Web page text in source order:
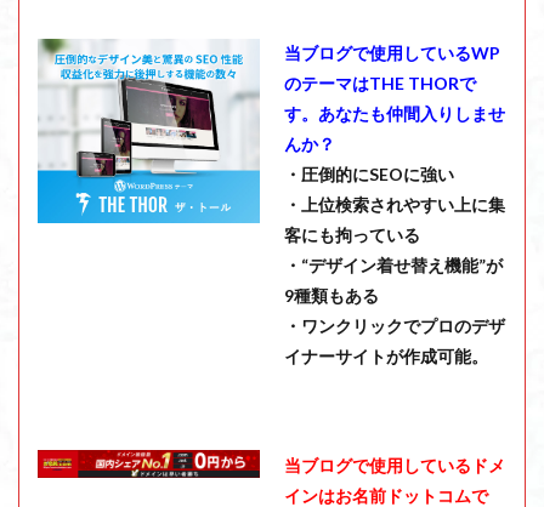
当ブログで使用しているWP
のテーマはTHE THORで
す。あなたも仲間入りしませ
んか？
・圧倒的にSEOに強い
・上位検索されやすい上に集
客にも拘っている
・“デザイン着せ替え機能”が
9種類もある
・ワンクリックでプロのデザ
イナーサイトが作成可能。
当ブログで使用しているドメ
インはお名前ドットコムで